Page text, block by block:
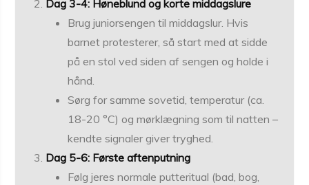
Dag 3-4: Høneblund og korte middagslure
Brug juniorsengen til middagslur. Hvis
barnet protesterer, så start med at sidde
på en stol ved siden af sengen og holde i
hånd.
Sørg for samme sovetid, temperatur (ca.
18-20 °C) og mørklægning som til natten –
kendte signaler giver tryghed.
Dag 5-6: Første aftenputning
Følg jeres normale putteritual (bad, bog,